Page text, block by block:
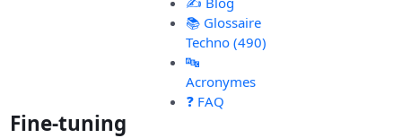
📚 Glossaire
Techno (490)
🔤
Acronymes
❓ FAQ
Fine-tuning